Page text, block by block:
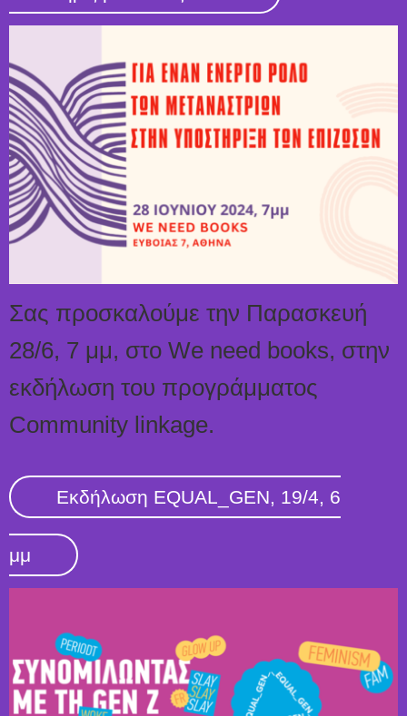
Σας προσκαλούμε την Παρασκευή
28/6, 7 μμ, στο We need books, στην
εκδήλωση του προγράμματος
Community linkage.
Εκδήλωση EQUAL_GEN, 19/4, 6
μμ